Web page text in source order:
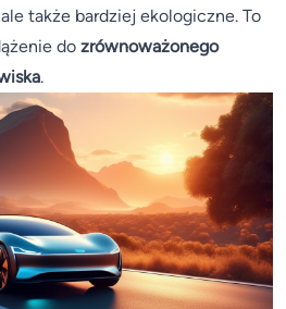
także bardziej ekologiczne. To
do zrównoważonego
.